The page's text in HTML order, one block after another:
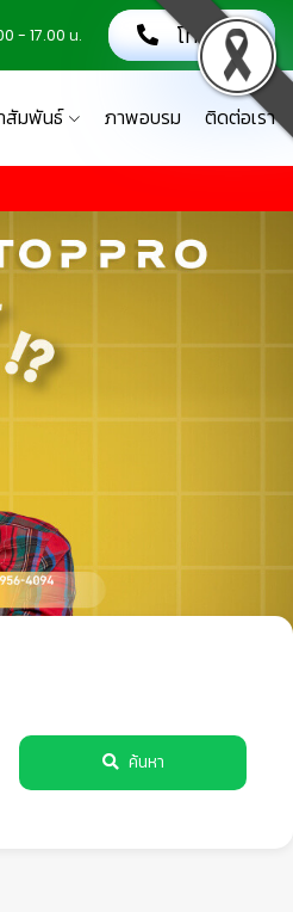
- 17.00 น. โทรเลย!
สัมพันธ์ ภาพอบรม ติดต่อเรา
ค้นหา